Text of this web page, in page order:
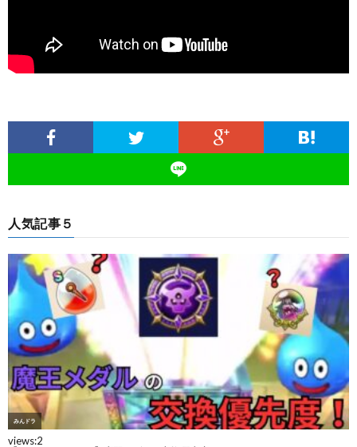
人気記事５